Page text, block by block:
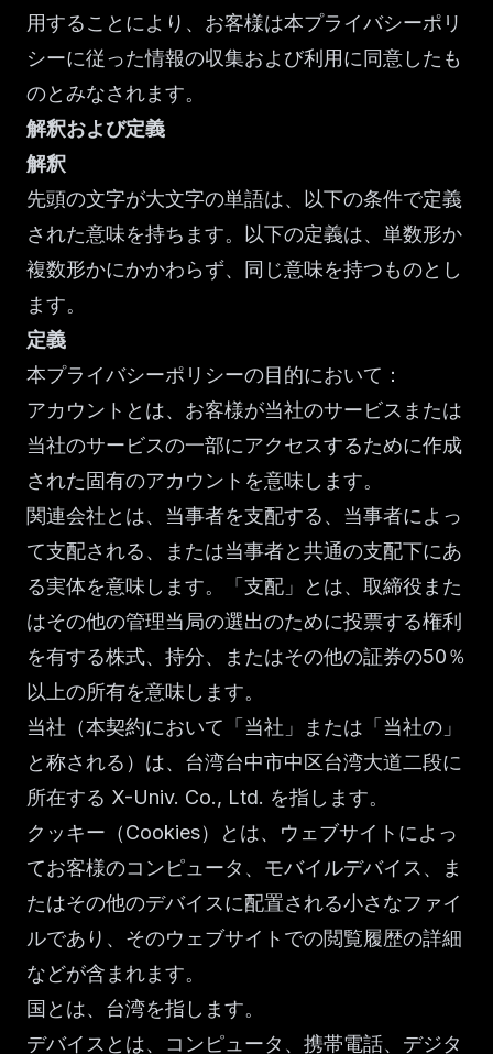
用することにより、お客様は本プライバシーポリ
シーに従った情報の収集および利用に同意したも
のとみなされます。
解釈および定義
解釈
先頭の文字が大文字の単語は、以下の条件で定義
された意味を持ちます。以下の定義は、単数形か
複数形かにかかわらず、同じ意味を持つものとし
ます。
定義
本プライバシーポリシーの目的において：
アカウントとは、お客様が当社のサービスまたは
当社のサービスの一部にアクセスするために作成
された固有のアカウントを意味します。
関連会社とは、当事者を支配する、当事者によっ
て支配される、または当事者と共通の支配下にあ
る実体を意味します。「支配」とは、取締役また
はその他の管理当局の選出のために投票する権利
を有する株式、持分、またはその他の証券の50％
以上の所有を意味します。
当社（本契約において「当社」または「当社の」
と称される）は、台湾台中市中区台湾大道二段に
所在する X-Univ. Co., Ltd. を指します。
クッキー（Cookies）とは、ウェブサイトによっ
てお客様のコンピュータ、モバイルデバイス、ま
たはその他のデバイスに配置される小さなファイ
ルであり、そのウェブサイトでの閲覧履歴の詳細
などが含まれます。
国とは、台湾を指します。
デバイスとは、コンピュータ、携帯電話、デジタ